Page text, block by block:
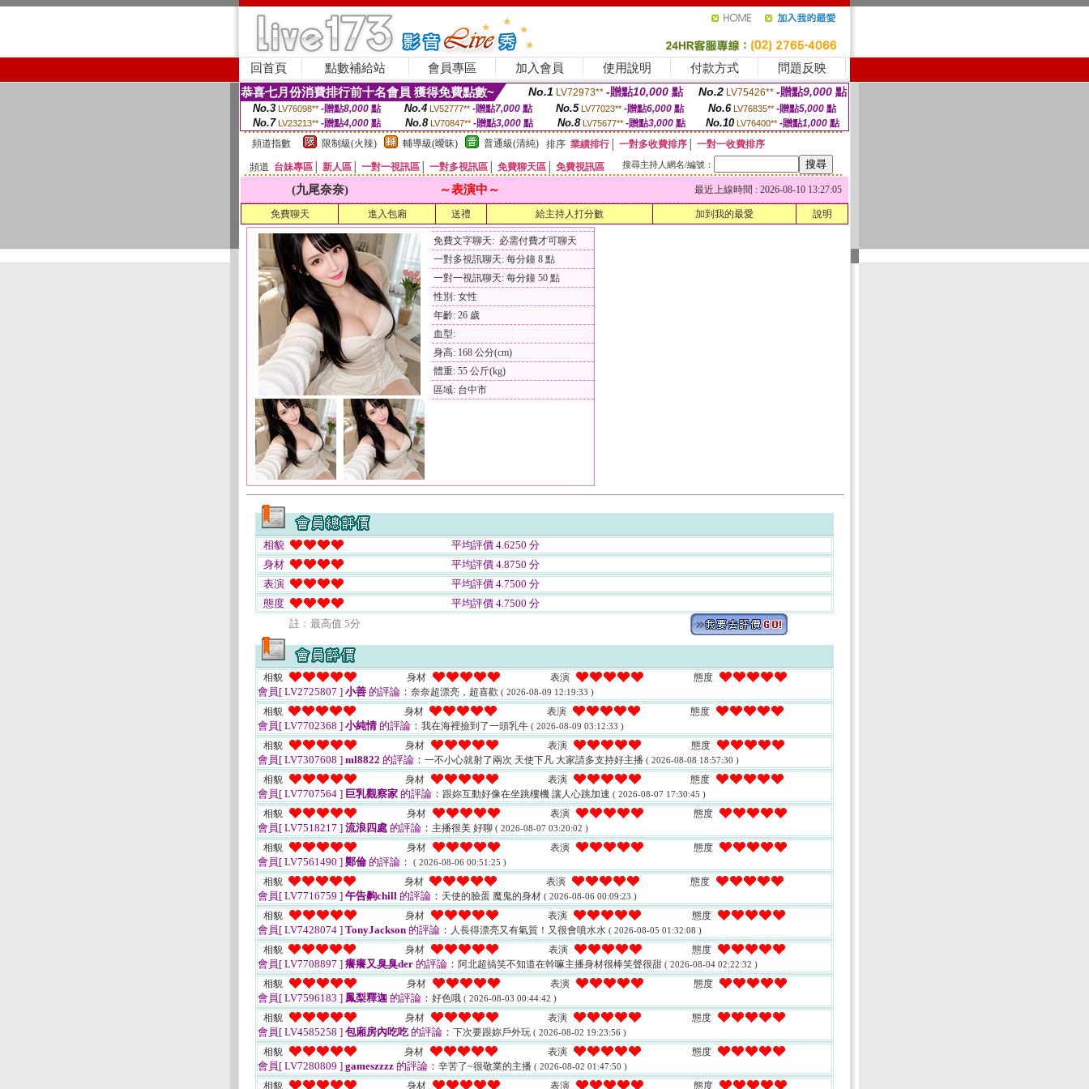
回首頁 點數補給站 會員專區 加入會員 使用說明 付款方式 問題反映
恭喜七月份消費排行前十名會員 獲得免費點數~ No.1 LV72973** -贈點10,000 點 No.2 LV75426** -贈點9,000 點
No.3 LV76098** -贈點8,000點 No.4 LV52777** -贈點7,000點 No.5 LV77023** -贈點6,000點 No.6 LV76835** -贈點5,000點
No.7 LV23213** -贈點4,000 點 No.8 LV70847** -贈點3,000 點 No.8 LV75677** -贈點3,000點 No.10 LV76400** -贈點1,000 點
頻道指數
限制級(火辣) 輔導級(曖昧) 普通級(清純) 排序 業績排行│ 一對多收費排序
一對一收費排序
頻道 台妹專區 新人區 一對一視訊區 一對多視訊區 免費聊天區 免費視訊區 搜尋主持人網名/編號：
(九尾奈奈) ～表演中～ 最近上線時間 : 2026-08-10 13:27:05
免費聊天 進入包廂 送禮 給主持人打分數 加到我的最愛 說明
免費文字聊天: 必需付費才可聊天
一對多視訊聊天: 每分鐘 8 點
一對一視訊聊天: 每分鐘 50 點
性別: 女性
年齡: 26 歲
血型:
身高: 168 公分(cm)
體重: 55 公斤(kg)
區域: 台中市
相貌
平均評價 4.6250 分
身材
平均評價 4.8750 分
表演
平均評價 4.7500 分
態度
平均評價 4.7500 分
註﹕最高值 5分
相貌 身材 表演 態度
會員[ LV2725807 ] 小善 的評論： 奈奈超漂亮，超喜歡 ( 2026-08-09 12:19:33 )
相貌 身材 表演 態度
會員[ LV7702368 ] 小純情 的評論： 我在海裡撿到了一頭乳牛 ( 2026-08-09 03:12:33 )
相貌 身材 表演 態度
會員[ LV7307608 ] ml8822 的評論： 一不小心就射了兩次 天使下凡 大家請多支持好主播 ( 2026-08-08 18:57:30 )
相貌 身材 表演 態度
會員[ LV7707564 ] 巨乳觀察家 的評論： 跟妳互動好像在坐跳樓機 讓人心跳加速 ( 2026-08-07 17:30:45 )
相貌 身材 表演 態度
會員[ LV7518217 ] 流浪四處 的評論： 主播很美 好聊 ( 2026-08-07 03:20:02 )
相貌 身材 表演 態度
會員[ LV7561490 ] 鄭倫 的評論： ( 2026-08-06 00:51:25 )
相貌 身材 表演 態度
會員[ LV7716759 ] 午告齁chill 的評論： 天使的臉蛋 魔鬼的身材 ( 2026-08-06 00:09:23 )
相貌 身材 表演 態度
會員[ LV7428074 ] TonyJackson 的評論： 人長得漂亮又有氣質！又很會噴水水 ( 2026-08-05 01:32:08 )
相貌 身材 表演 態度
會員[ LV7708897 ] 癢癢又臭臭der 的評論： 阿北超搞笑不知道在幹嘛主播身材很棒笑聲很甜 ( 2026-08-04 02:22:32 )
相貌 身材 表演 態度
會員[ LV7596183 ] 鳳梨釋迦 的評論： 好色哦 ( 2026-08-03 00:44:42 )
相貌 身材 表演 態度
會員[ LV4585258 ] 包廂房內吃吃的評論： 下次要跟妳戶外玩 ( 2026-08-02 19:23:56 )
相貌 身材 表演 態度
會員[ LV7280809 ] gameszzzz 的評論： 辛苦了~很敬業的主播 ( 2026-08-02 01:47:50 )
相貌 身材 表演 態度